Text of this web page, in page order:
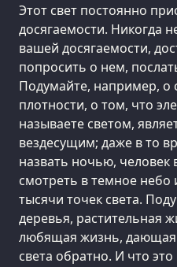
Этот свет постоянно
досягаемости. Никогда
вашей досягаемости,
попросить о нем,
Подумайте, например, о
плотности, о том, что
называете светом,
вездесущим; даже в то
назвать ночью, человек
смотреть в темное небо
тысячи точек света.
деревья, растительная
любящая жизнь, дающая
света обратно. И что